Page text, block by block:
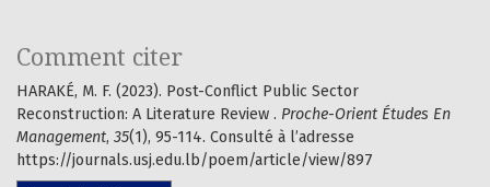
Comment citer
HARAKÉ, M. F. (2023). Post-Conflict Public Sector
Reconstruction: A Literature Review . Proche-Orient Études En
Management, 35(1), 95-114. Consulté à l’adresse
https://journals.usj.edu.lb/poem/article/view/897